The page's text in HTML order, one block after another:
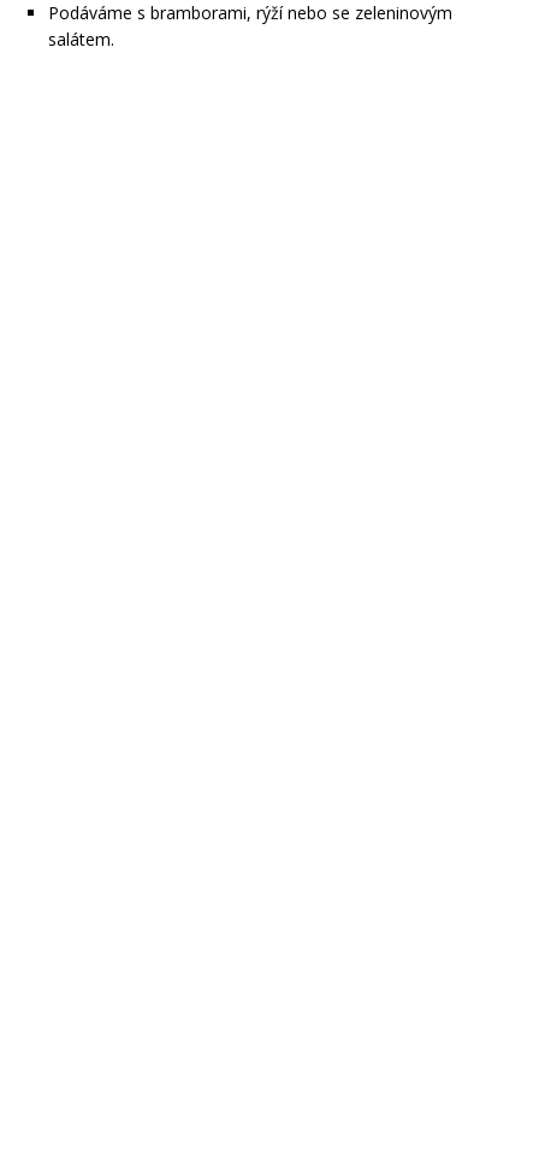
Podáváme s bramborami, rýží nebo se zeleninovým
salátem.